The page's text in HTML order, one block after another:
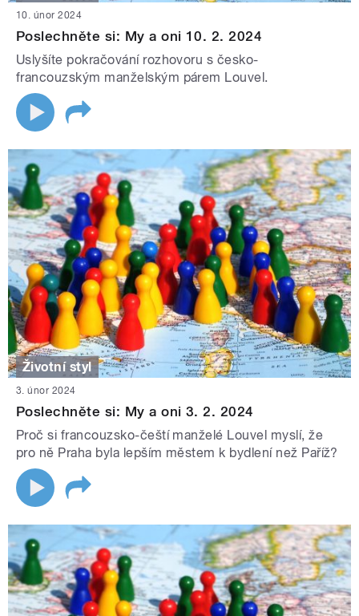
10. únor 2024
Poslechněte si: My a oni 10. 2. 2024
Uslyšíte pokračování rozhovoru s česko-
francouzským manželským párem Louvel.
Životní styl
3. únor 2024
Poslechněte si: My a oni 3. 2. 2024
Proč si francouzsko-čeští manželé Louvel myslí, že
pro ně Praha byla lepším městem k bydlení než Paříž?